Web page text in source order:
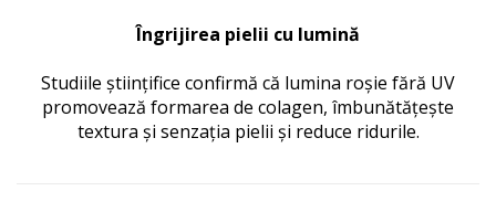
Îngrijirea pielii cu lumină
Studiile științifice confirmă că lumina roșie fără UV
promovează formarea de colagen, îmbunătățește
textura și senzația pielii și reduce ridurile.